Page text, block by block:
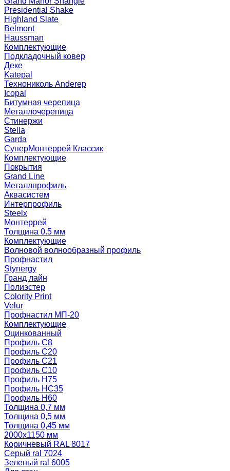
Presidential Shake
Highland Slate
Belmont
Haussman
Комплектующие
Подкладочный ковер
Деке
Katepal
Технониколь Anderep
Icopal
Битумная черепица
Металлочерепица
Стинержи
Stella
Garda
СуперМонтеррей Классик
Комплектующие
Покрытия
Grand Line
Металлпрофиль
Аквасистем
Интерпрофиль
Steelx
Монтеррей
Толщина 0.5 мм
Комплектующие
Волновой волнообразный профиль
Профнастил
Stynergy
Гранд лайн
Полиэстер
Colority Print
Velur
Профнастил МП-20
Комплектующие
Оцинкованный
Профиль С8
Профиль С20
Профиль С21
Профиль С10
Профиль Н75
Профиль НС35
Профиль Н60
Толщина 0,7 мм
Толщина 0,5 мм
Толщина 0,45 мм
2000х1150 мм
Коричневый RAL 8017
Серый ral 7024
Зеленый ral 6005